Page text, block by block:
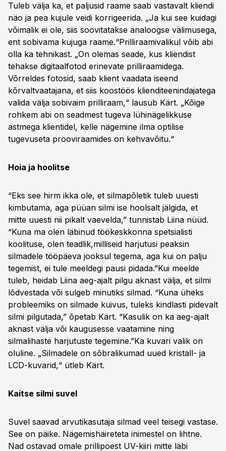
Tuleb välja ka, et paljusid raame saab vastavalt kliendi
näo ja pea kujule veidi korrigeerida. „Ja kui see kuidagi
võimalik ei ole, siis soovitatakse analoogse välimusega,
ent sobivama kujuga raame.“Prilliraamivalikul võib abi
olla ka tehnikast. „On olemas seade, kus kliendist
tehakse digitaalfotod erinevate prilliraamidega.
Võrreldes fotosid, saab klient vaadata iseend
kõrvaltvaatajana, et siis koostöös klienditeenindajatega
valida välja sobivaim prilliraam,“ lausub Kärt. „Kõige
rohkem abi on seadmest tugeva lühinägelikkuse
astmega klientidel, kelle nägemine ilma optilise
tugevuseta prooviraamides on kehvavõitu.“
Hoia ja hoolitse
“Eks see hirm ikka ole, et silmapõletik tuleb uuesti
kimbutama, aga püüan silmi ise hoolsalt jälgida, et
mitte uuesti nii pikalt vaevelda,” tunnistab Liina nüüd.
“Kuna ma olen läbinud töökeskkonna spetsialisti
koolituse, olen teadlik,milliseid harjutusi peaksin
silmadele tööpäeva jooksul tegema, aga kui on palju
tegemist, ei tule meeldegi pausi pidada.”Kui meelde
tuleb, heidab Liina aeg-ajalt pilgu aknast välja, et silmi
lõdvestada või sulgeb minutiks silmad. “Kuna üheks
probleemiks on silmade kuivus, tuleks kindlasti pidevalt
silmi pilgutada,” õpetab Kärt. “Kasulik on ka aeg-ajalt
aknast välja või kaugusesse vaatamine ning
silmalihaste harjutuste tegemine.”Ka kuvari valik on
oluline. „Silmadele on sõbralikumad uued kristall- ja
LCD-kuvarid,“ ütleb Kärt.
Kaitse silmi suvel
Suvel saavad arvutikasutaja silmad veel teisegi vastase.
See on päike. Nägemishäireteta inimestel on lihtne.
Nad ostavad omale prillipoest UV-kiiri mitte läbi